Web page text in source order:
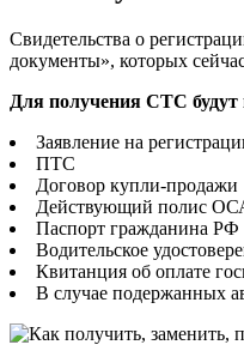
Свидетельства о
документы», которых
Для получения СТС
Заявление на
ПТС
Договор купли-продажи
Действующий полис
Паспорт гражданина РФ
Водительское
Квитанция об оплате
В случае подержанных